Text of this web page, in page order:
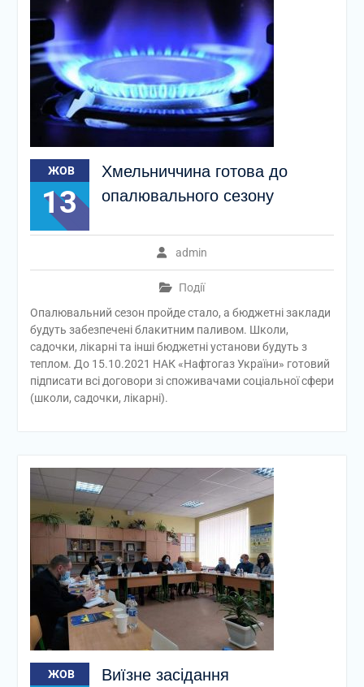
ЖОВ
13
Хмельниччина готова до
опалювального сезону
admin
Події
Опалювальний сезон пройде стало, а бюджетні заклади
будуть забезпечені блакитним паливом. Школи,
садочки, лікарні та інші бюджетні установи будуть з
теплом. До 15.10.2021 НАК «Нафтогаз України» готовий
підписати всі договори зі споживачами соціальної сфери
(школи, садочки, лікарні).
ЖОВ
Виїзне засідання